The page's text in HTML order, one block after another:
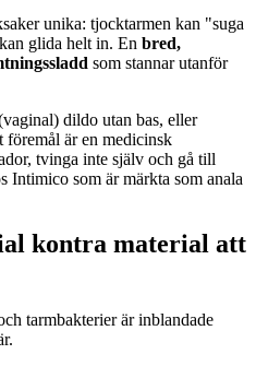
unika: tjocktarmen kan "suga
glida helt in. En bred,
som stannar utanför
dildo utan bas, eller
föremål är en medicinsk
tvinga inte själv och gå till
Intimico som är märkta som anala
kontra material att
tarmbakterier är inblandade